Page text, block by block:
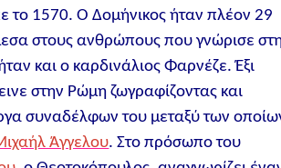
το 1570. Ο Δομήνικος ήταν πλέον 29
στους ανθρώπους που γνώρισε
και ο καρδινάλιος Φαρνέζε. Έξι
στην Ρώμη ζωγραφίζοντας και
συναδέλφων του μεταξύ των
Άγγελου. Στο πρόσωπο του